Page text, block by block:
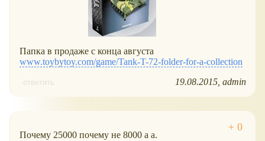
Папка в продаже с конца августа
www.toybytoy.com/game/Tank-T-72-folder-for-a-collection
ответить 19.08.2015 admin
Почему 25000 почему не 8000 а а.